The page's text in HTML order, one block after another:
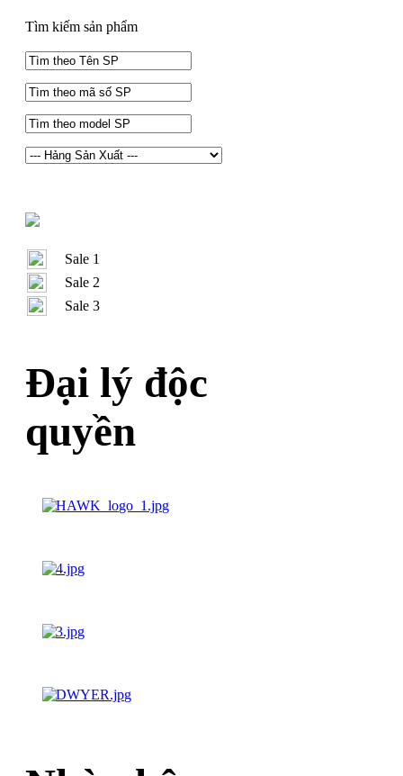
Tìm kiếm sản phẩm
Sale 1
Sale 2
Sale 3
Đại lý độc
quyền